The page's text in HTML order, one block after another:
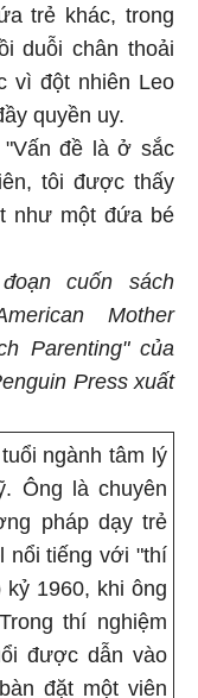
trẻ khác, trong
duỗi chân thoải
vì đột nhiên Leo
quyền uy.
"Vấn đề là ở sắc
tôi được thấy
như một đứa bé
cuốn sách
Mother
Parenting" của
Press xuất
ngành tâm lý
Ông là chuyên
pháp dạy trẻ
nổi tiếng với "thí
kỷ 1960, khi ông
thí nghiệm
được dẫn vào
đặt một viên